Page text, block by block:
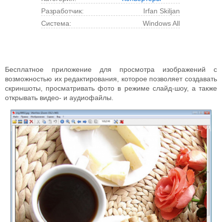
Просмотр изображений
Разработчик:
Irfan Skiljan
Cистема:
Windows All
Бесплатное приложение для просмотра изображений с
возможностью их редактирования, которое позволяет создавать
скриншоты, просматривать фото в режиме слайд-шоу, а также
открывать видео- и аудиофайлы.